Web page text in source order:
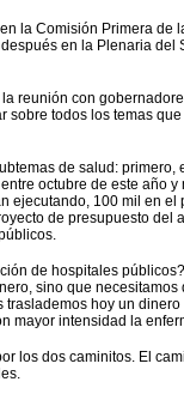
la Comisión Primera
en la Plenaria
reunión con
sobre todos los temas
de salud:
octubre de este año
ejecutando, 100 mil en
de presupuesto del
de hospitales
sino que
traslademos hoy un
mayor intensidad la
los dos caminitos. El